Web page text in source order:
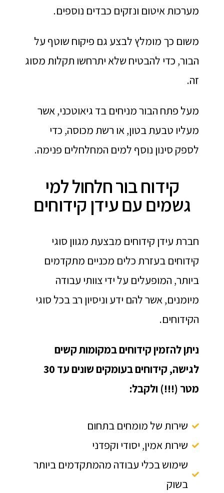
מערכות איטום ונזקים כבדים נוספים.
משום כך מומלץ לבצע גם פיקוח שוטף על
הבור, כדי להבטיח שלא יתרחשו תקלות מסוג
זה.
מעל פתח הבור מניחים בד גיאוטכני, אשר
מעליו טבעת בטון, או רשת מכוסה, כדי
לספק סינון נוסף למים המחלחלים פנימה.
קידוח בור חלחול למי
גשמים עם עידן קידוחים
חברת עידן קידוחים מבצעת מגוון סוגי
קידוחים בעזרת כלים מכניים מתקדמים
ביותר, המופעלים על ידי צוותי עבודה
מיומנים, אשר להם ידע וניסיון רב בכל סוגי
הקידוחים.
ניתן להזמין קידוחים במקומות קשים
לגישה, קידוחים בעומקים שונים עד 30
מטר (!!!) ולקבל:
שירות של מומחים בתחום
שירות אמין, יסודי וקפדני
שימוש בכלי עבודה מהמתקדמים ביותר
בשוק